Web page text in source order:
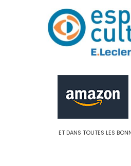
ET DANS TOUTES LES